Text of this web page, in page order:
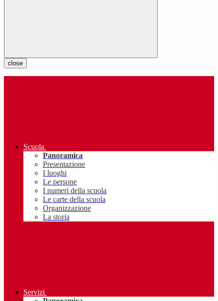
close
Scuola
Panoramica
Presentazione
I luoghi
Le persone
I numeri della scuola
Le carte della scuola
Organizzazione
La storia
Servizi